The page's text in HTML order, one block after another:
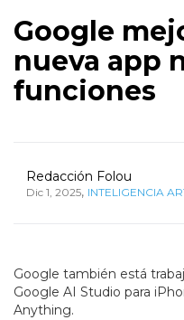
Google
nueva app
funciones
Redacción Folou
Dic 1, 2025, INTELIGENCIA
Google también está
Google AI Studio para
Anything.